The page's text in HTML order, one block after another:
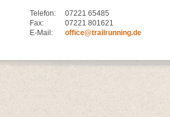
Telefon:
07221 65485
Fax:
07221 801621
E-Mail:
office@trailrunning.de